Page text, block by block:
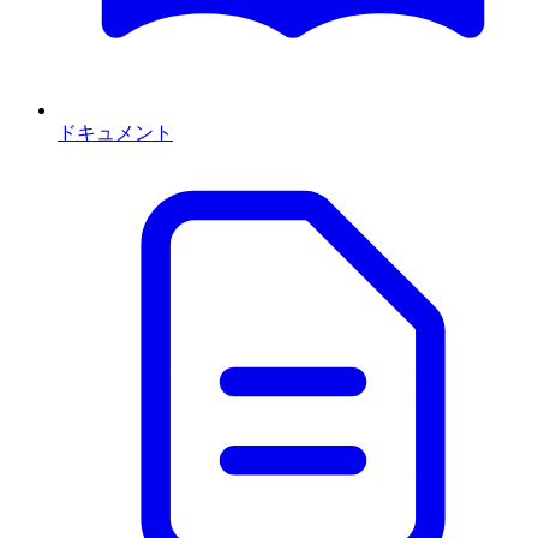
ドキュメント